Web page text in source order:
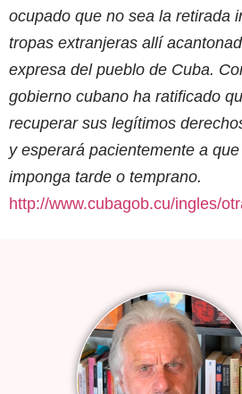
ocupado que no sea la retirada
tropas extranjeras allí
expresa del pueblo de Cuba.
gobierno cubano ha ratificado
recuperar sus legítimos
y esperará pacientemente a
imponga tarde o temprano.
http://www.cubagob.cu/ingles/